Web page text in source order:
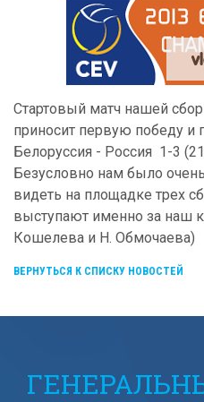
Стартовый матч нашей
приносит первую победу и
Белоруссия - Россия 1-3
Безусловно нам было
видеть на площадке трех
выступают именно за наш
Кошелева и Н. Обмочаева)
ВЕРНУТЬСЯ К СПИСКУ НОВОСТЕЙ